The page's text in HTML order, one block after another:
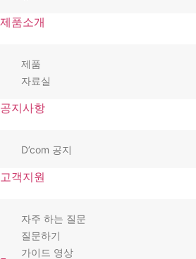
제품소개
제품
자료실
공지사항
D’com 공지
고객지원
자주 하는 질문
질문하기
가이드 영상